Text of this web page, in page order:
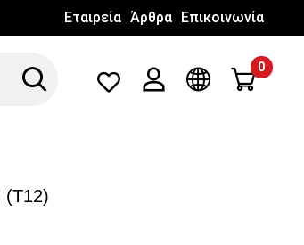
Εταιρεία Άρθρα Επικοινωνία
Search Λογαριασμός
Γλώσσα
0
(T12)